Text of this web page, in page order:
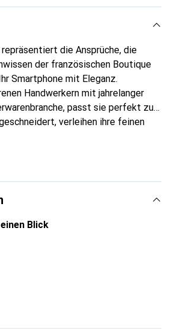
die Ansprüche, die
der französischen Boutique
Smartphone mit Eleganz.
Handwerkern mit jahrelanger
passt sie perfekt zu
verleihen ihre feinen
für Ihr Smartphone.
zuverlässige Wahl für eine
Blick